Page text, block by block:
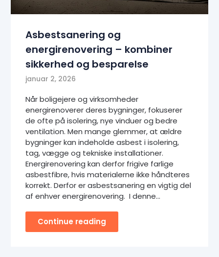
Asbestsanering og
energirenovering – kombiner
sikkerhed og besparelse
januar 2, 2026
Når boligejere og virksomheder
energirenoverer deres bygninger, fokuserer
de ofte på isolering, nye vinduer og bedre
ventilation. Men mange glemmer, at ældre
bygninger kan indeholde asbest i isolering,
tag, vægge og tekniske installationer.
Energirenovering kan derfor frigive farlige
asbestfibre, hvis materialerne ikke håndteres
korrekt. Derfor er asbestsanering en vigtig del
af enhver energirenovering. I denne…
Continue reading